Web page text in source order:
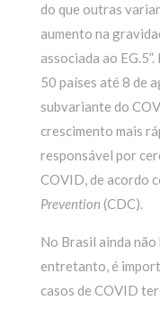
do que outras
aumento na
associada ao
50 países até 8 de
subvariante do
crescimento mais
responsável por
COVID, de acordo
Prevention (CDC).
No Brasil ainda
entretanto, é
casos de COVID